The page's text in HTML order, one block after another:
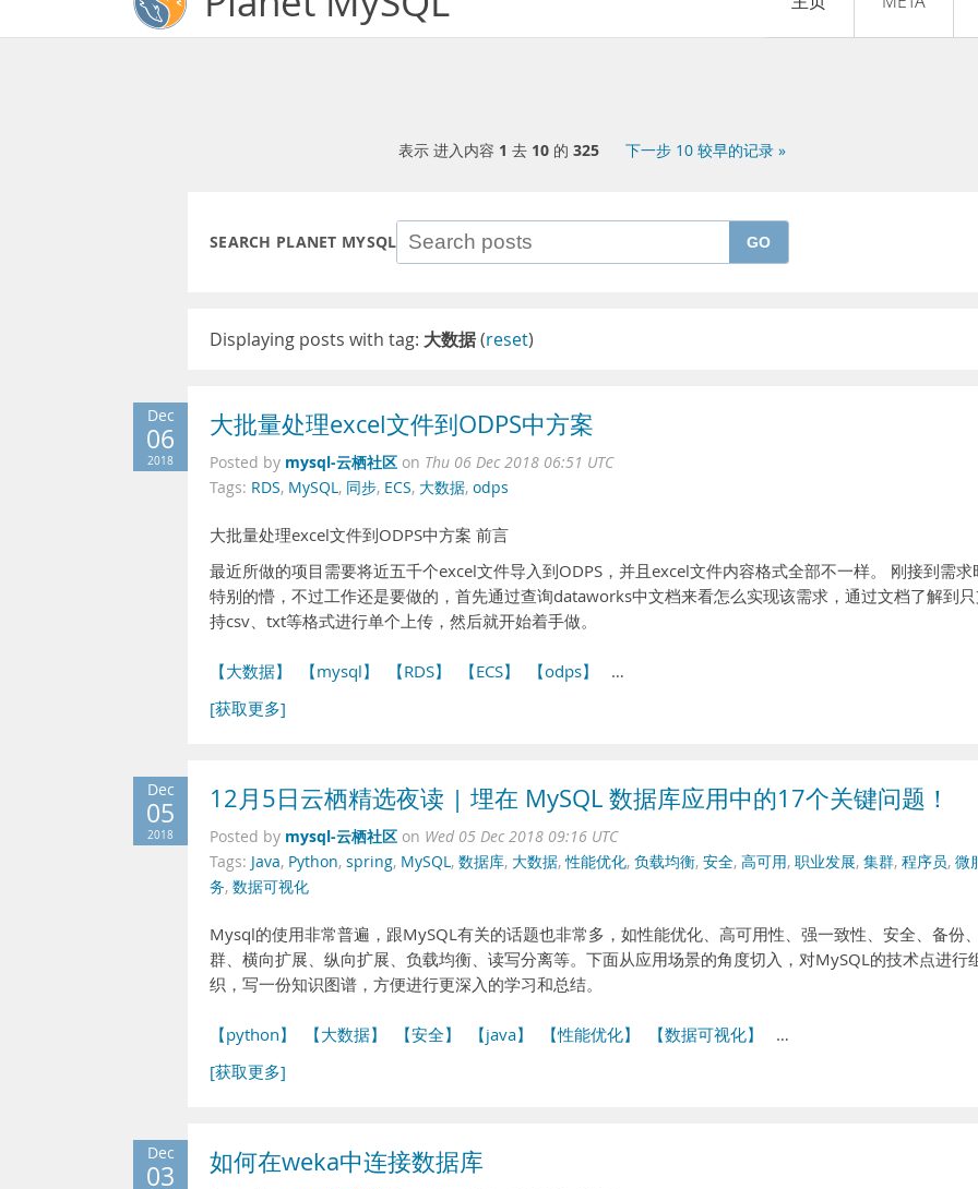
表示 进入内容 1 去 10的 325 下一步 10 较早的记录 »
SEARCH PLANET MYSQL GO
Displaying posts with tag: 大数据(reset)
Dec
06
2018
大批量处理excel文件到ODPS中方案
Posted by mysql-云栖社区 on Thu 06 Dec 2018 06:51 UTC
Tags: RDS, MySQL, 同步, ECS, 大数据, odps
大批量处理excel文件到ODPS中方案 前言
最近所做的项目需要将近五千个excel文件导入到ODPS，并且excel文件内容格式全部不一样。 刚接到需求
特别的懵，不过工作还是要做的，首先通过查询dataworks中文档来看怎么实现该需求，通过文档了解到
持csv、txt等格式进行单个上传，然后就开始着手做。
【大数据】 【mysql】 【RDS】 【ECS】 【odps】
…
[获取更多]
Dec
05
2018
12月5日云栖精选夜读 | 埋在 MySQL 数据库应用中的17个关键问题！
Posted by mysql-云栖社区 on Wed 05 Dec 2018 09:16 UTC
Tags: Java, Python, spring, MySQL, 数据库, 大数据,性能优化, 负载均衡, 安全, 高可用, 职业发展, 集群, 程序员, 微
务, 数据可视化
Mysql的使用非常普遍，跟MySQL有关的话题也非常多，如性能优化、高可用性、强一致性、安全、备份
群、横向扩展、纵向扩展、负载均衡、读写分离等。下面从应用场景的角度切入，对MySQL的技术点进行
织，写一份知识图谱，方便进行更深入的学习和总结。
【python】 【大数据】 【安全】 【java】 【性能优化】 【数据可视化】
…
[获取更多]
Dec
03 如何在weka中连接数据库